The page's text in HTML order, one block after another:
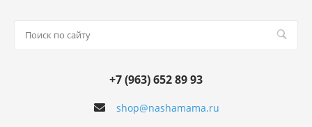
shop@nashamama.ru
+7 (963) 652 89 93